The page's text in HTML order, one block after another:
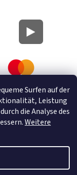
Surfen auf der
Leistung
die Analyse des
Weitere